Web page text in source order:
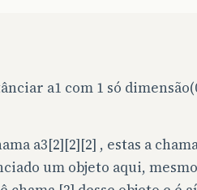
a1 com 1 só
a3[2][2][2] , estas a
um objeto aqui,